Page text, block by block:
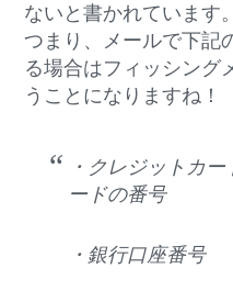
ないと書かれています。
つまり、メールで下記
る場合はフィッシング
うことになりますね！
・クレジットカ
ードの番号
・銀行口座番号